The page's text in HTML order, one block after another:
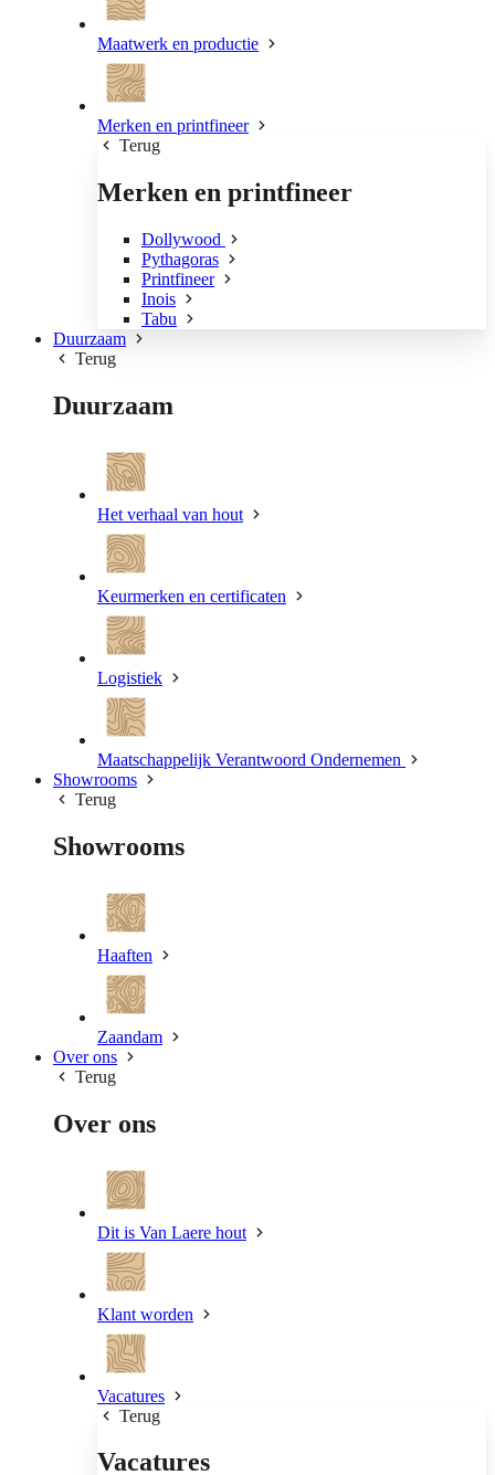
Maatwerk en productie
Merken en printfineer
Terug
Merken en printfineer
Dollywood
Pythagoras
Printfineer
Inois
Tabu
Duurzaam
Terug
Duurzaam
Het verhaal van hout
Keurmerken en certificaten
Logistiek
Maatschappelijk Verantwoord Ondernemen
Showrooms
Terug
Showrooms
Haaften
Zaandam
Over ons
Terug
Over ons
Dit is Van Laere hout
Klant worden
Vacatures
Terug
Vacatures